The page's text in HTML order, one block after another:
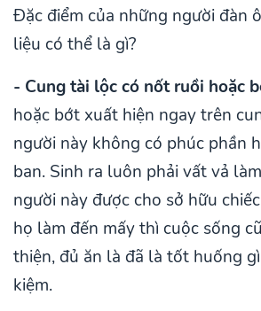
Đặc điểm của những người đàn
liệu có thể là gì?
- Cung tài lộc có nốt ruồi hoặc
hoặc bớt xuất hiện ngay trên
người này không có phúc phần
ban. Sinh ra luôn phải vất vả
người này được cho sở hữu
họ làm đến mấy thì cuộc sống
thiện, đủ ăn là đã là tốt huống
kiệm.